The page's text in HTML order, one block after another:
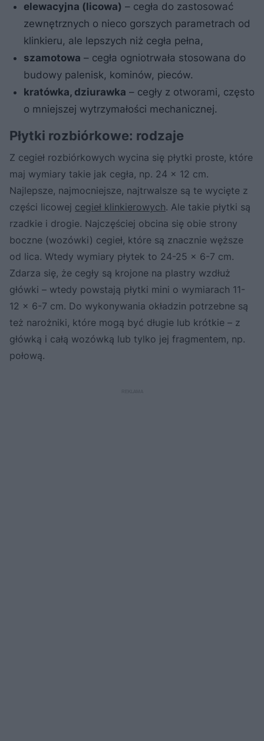
elewacyjna (licowa) – cegła do zastosować
zewnętrznych o nieco gorszych parametrach od
klinkieru, ale lepszych niż cegła pełna,
szamotowa – cegła ogniotrwała stosowana do
budowy palenisk, kominów, pieców.
kratówka, dziurawka – cegły z otworami, często
o mniejszej wytrzymałości mechanicznej.
Płytki rozbiórkowe: rodzaje
Z cegieł rozbiórkowych wycina się płytki proste, które
maj wymiary takie jak cegła, np. 24 x 12 cm.
Najlepsze, najmocniejsze, najtrwalsze są te wycięte z
części licowej cegieł klinkierowych. Ale takie płytki są
rzadkie i drogie. Najczęściej obcina się obie strony
boczne (wozówki) cegieł, które są znacznie węższe
od lica. Wtedy wymiary płytek to 24-25 x 6-7 cm.
Zdarza się, że cegły są krojone na plastry wzdłuż
główki – wtedy powstają płytki mini o wymiarach 11-
12 x 6-7 cm. Do wykonywania okładzin potrzebne są
też narożniki, które mogą być długie lub krótkie – z
główką i całą wozówką lub tylko jej fragmentem, np.
połową.